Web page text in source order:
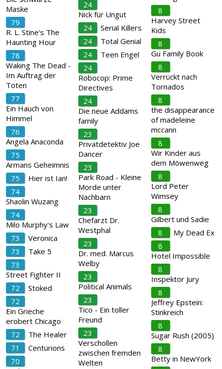
Maske
79
R. L. Stine's The
Haunting Hour
78
Waking The Dead -
Im Auftrag der
Toten
77
Ein Hauch von
Himmel
76
Angela Anaconda
75
Armans Geheimnis
75
Hier ist Ian!
74
Shaolin Wuzang
74
Milo Murphy's Law
73
Veronica
73
Take 5
73
Street Fighter II
72
Stoked
72
Ein Grieche
erobert Chicago
72
The Healer
71
Centurions
70
24
Nick für Ungut
24
Serial Killers
24
Total Genial
24
Teen Engel
24
Robocop: Prime
Directives
24
Die neue Addams
family
23
Privatdetektiv Joe
Dancer
23
Park Road - Kleine
Morde unter
Nachbarn
23
Chefarzt Dr.
Westphal
23
Dr. med. Marcus
Welby
23
Political Animals
23
Tico - Ein toller
Freund
23
Verschollen
zwischen fremden
Welten
8
Harvey Street
Kids
8
Gu Family Book
8
Verrückt nach
Tornados
8
the disappearance
of madeleine
mccann
8
Wir Kinder aus
dem Möwenweg
8
Lord Peter
Wimsey
8
Gilbert und Sadie
8
My Dead Ex
8
Hotel Impossible
8
Inspektor Jury
8
Jeffrey Epstein:
Stinkreich
8
Sugar Rush (2005)
8
Betty in NewYork